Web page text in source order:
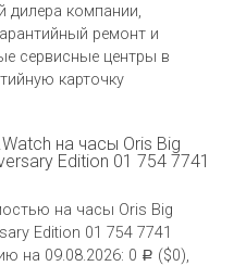
дилера компании,
ремонт и
сервисные центры в
карточку
на часы Oris Big
Edition 01 754 7741
на часы Oris Big
Edition 01 754 7741
на 09.08.2026: 0 Р ($0),